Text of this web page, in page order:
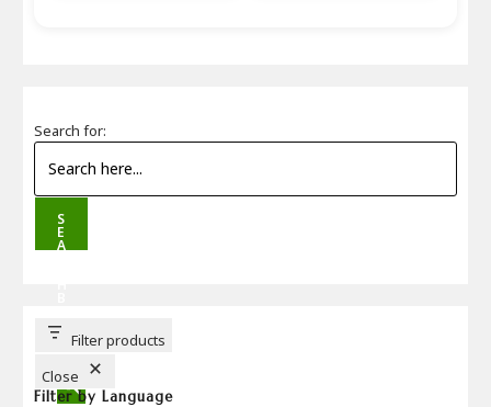
Search for:
S
E
A
T
T
Filter products
Close
Filter by Language